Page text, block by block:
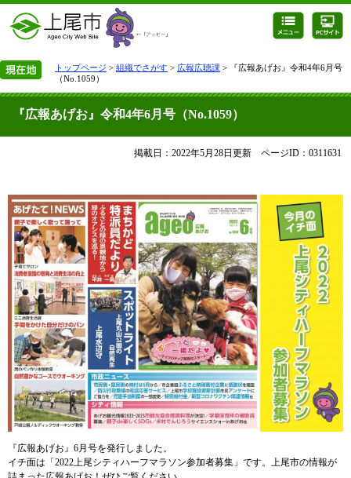
トップページ > 組織でさがす > 広報広聴課 > 『広報あげお』令和4年6月号
（No.1059）
『広報あげお』令和4年6月号（No.1059）
掲載日：2022年5月28日更新 ページID：0311631
『広報あげお』6月号を発行しました。
イチ面は「2022上尾シティハーフマラソン参加者募集」です。上尾市の情報が